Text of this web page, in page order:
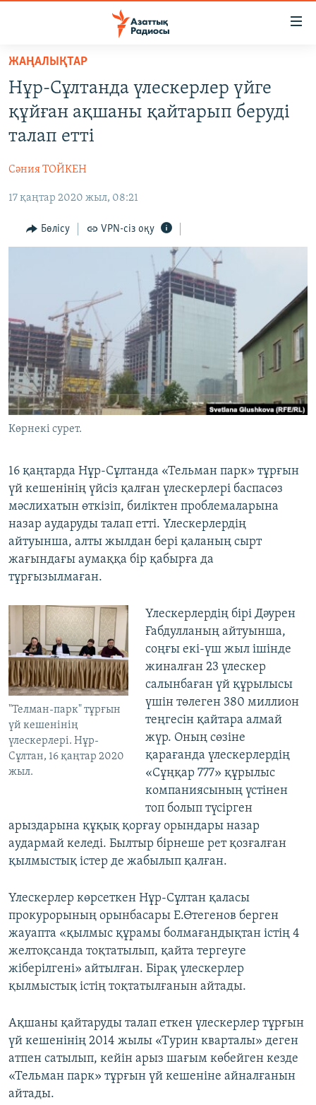
Skip
main
content
Skip
main
Skip
Search
САЯСАТ
AZATTYQTV
АДАМ ҚҰҚЫҚТАРЫ
ӘЛЕУМЕТ
ӘЛЕМ
ЖАЗЫЛЫҢЫЗ
Басқа тілдерде
ЖАҢАЛЫҚТАР
Нұр-Сұлтанда үлескерлер үйге
құйған ақшаны қайтарып беруді
талап етті
Сәния ТОЙКЕН
17 қаңтар 2020 жыл, 08:21
Бөлісу VPN-сіз оқу
Көрнекі сурет.
16 қаңтарда Нұр-Сұлтанда «Тельман парк» тұрғын
үй кешенінің үйсіз қалған үлескерлері баспасөз
мәслихатын өткізіп, биліктен проблемаларына
назар аударуды талап етті. Үлескерлердің
айтуынша, алты жылдан бері қаланың сырт
жағындағы аумаққа бір қабырға да
тұрғызылмаған.
"Телман-парк" тұрғын
үй кешенінің
үлескерлері. Нұр-
Сұлтан, 16 қаңтар 2020
жыл.
Үлескерлердің бірі Дәурен
Ғабдулланың айтуынша,
соңғы екі-үш жыл ішінде
жиналған 23 үлескер
салынбаған үй құрылысы
үшін төлеген 380 миллион
теңгесін қайтара алмай
жүр. Оның сөзіне
қарағанда үлескерлердің
«Сұңқар 777» құрылыс
компаниясының үстінен
топ болып түсірген
арыздарына құқық қорғау орындары назар
аудармай келеді. Былтыр бірнеше рет қозғалған
қылмыстық істер де жабылып қалған.
Үлескерлер көрсеткен Нұр-Сұлтан қаласы
прокурорының орынбасары Е.Өтегенов берген
жауапта «қылмыс құрамы болмағандықтан істің 4
желтоқсанда тоқтатылып, қайта тергеуге
жіберілгені» айтылған. Бірақ үлескерлер
қылмыстық істің тоқтатылғанын айтады.
Ақшаны қайтаруды талап еткен үлескерлер тұрғын
үй кешенінің 2014 жылы «Турин кварталы» деген
атпен сатылып, кейін арыз шағым көбейген кезде
«Тельман парк» тұрғын үй кешеніне айналғанын
айтады.